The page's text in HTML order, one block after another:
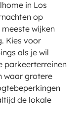
in Los
op
wijken
Kies voor
als je wil
parkeerterreinen
waar grotere
de lokale